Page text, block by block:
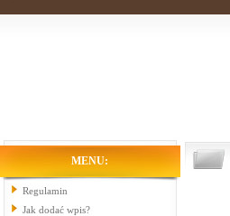
MENU:
Regulamin
Jak dodać wpis?